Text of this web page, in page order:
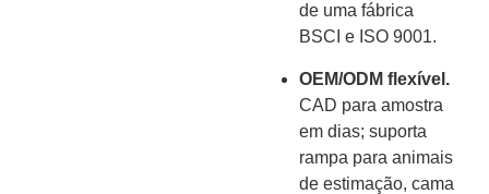
de uma fábrica
BSCI e ISO 9001.
OEM/ODM flexível.
CAD para amostra
em dias; suporta
rampa para animais
de estimação, cama